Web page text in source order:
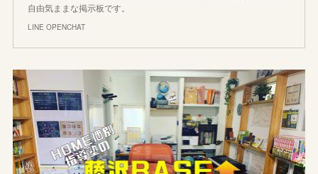
自由気ままな掲示板です。
LINE OPENCHAT